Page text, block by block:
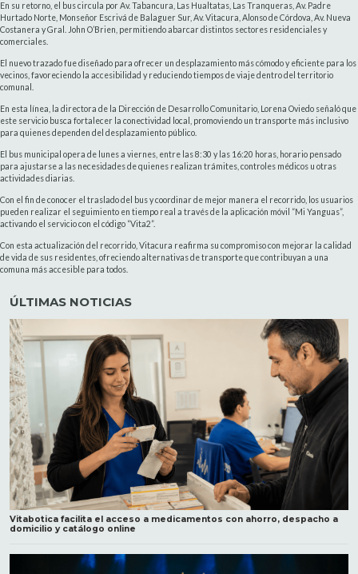
En su retorno, el bus circula por Av. Tabancura, Las Hualtatas, Las Tranqueras, Av. Padre
Hurtado Norte, Monseñor Escrivá de Balaguer Sur, Av. Vitacura, Alonso de Córdova, Av. Nueva
Costanera y Gral. John O’Brien, permitiendo abarcar distintos sectores residenciales y
comerciales.
El nuevo trazado fue diseñado para ofrecer un desplazamiento más cómodo y eficiente para los
vecinos, favoreciendo la accesibilidad y reduciendo tiempos de viaje dentro del territorio
comunal.
En esta línea, la directora de la Dirección de Desarrollo Comunitario, Lorena Oviedo señaló que
este servicio busca fortalecer la conectividad local, promoviendo un transporte más inclusivo
para quienes dependen del desplazamiento público.
El bus municipal opera de lunes a viernes, entre las 8:30 y las 16:20 horas, horario pensado
para ajustarse a las necesidades de quienes realizan trámites, controles médicos u otras
actividades diarias.
Con el fin de conocer el traslado del bus y coordinar de mejor manera el recorrido, los usuarios
pueden realizar el seguimiento en tiempo real a través de la aplicación móvil “Mi Yanguas”,
activando el servicio con el código “Vita2”.
Con esta actualización del recorrido, Vitacura reafirma su compromiso con mejorar la calidad
de vida de sus residentes, ofreciendo alternativas de transporte que contribuyan a una
comuna más accesible para todos.
ÚLTIMAS NOTICIAS
Vitabotica facilita el acceso a medicamentos con ahorro, despacho a
domicilio y catálogo online